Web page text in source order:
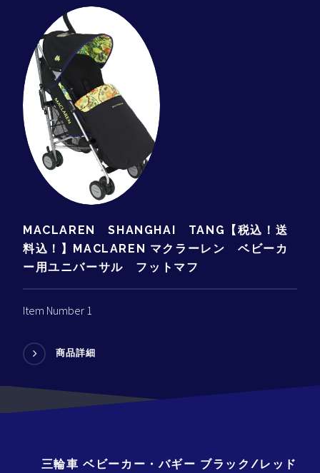
MACLAREN SHANGHAI TANG【税込！送
料込！】MACLAREN マクラーレン ベビーカ
ー用ユニバーサル フットマフ
Item Number 1
商品詳細
三輪車 ベビーカー・バギー ブラック/レッド